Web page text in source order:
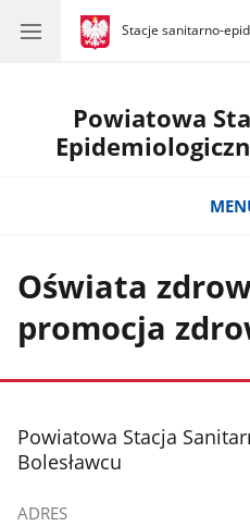
gov.pl
Stacje sanitarno-
gov.pl
Stacje
Powiatowa
Oświata
promocja
stopka
Powiatowa Stacja
Bolesławcu
ADRES